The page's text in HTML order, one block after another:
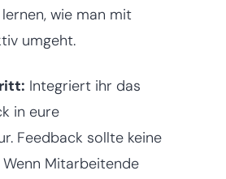
wie man mit
umgeht.
Integriert ihr das
in eure
Feedback sollte keine
Mitarbeitende